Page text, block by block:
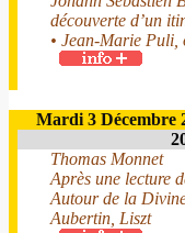
découverte d’un
• Jean-Marie Puli,
Mardi 3 Décembre
Thomas Monnet
Après une lecture
Autour de la
Aubertin, Liszt